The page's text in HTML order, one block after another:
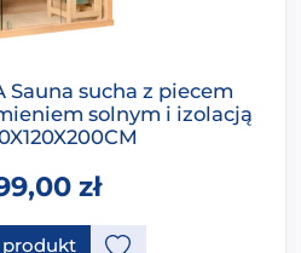
Sauna sucha z piecem
solnym i izolacją
zł
produktTen produkt ma opcje, które